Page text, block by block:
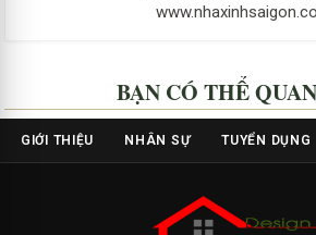
BẠN CÓ THỂ
GIỚI THIỆU NHÂN SỰ TUYỂN DỤNG